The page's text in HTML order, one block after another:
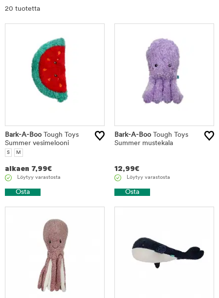
20 tuotetta
Bark-A-Boo Tough Toys
Summer vesimelooni
S M
alkaen 7,99€
Löytyy varastosta
Osta
Bark-A-Boo Tough Toys
Summer mustekala
12,99€
Löytyy varastosta
Osta